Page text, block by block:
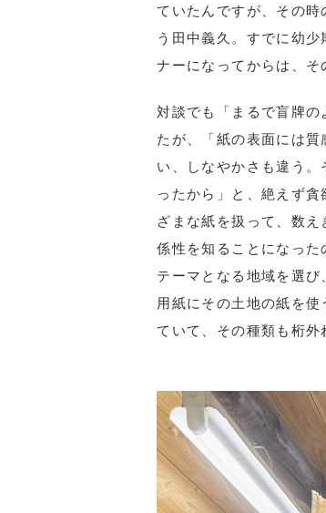
ていたんですが、その
う田中義久。すでに幼
ナーになってからは、そ
対談でも「まるで盲牌
たが、「紙の表面には
い、しなやかさも違う
ったから」と、絶えず
ざまな紙を扱って、数
係性を知ることになっ
テーマとなる地域を選
用紙にその土地の紙を
ていて、その種類も桁外